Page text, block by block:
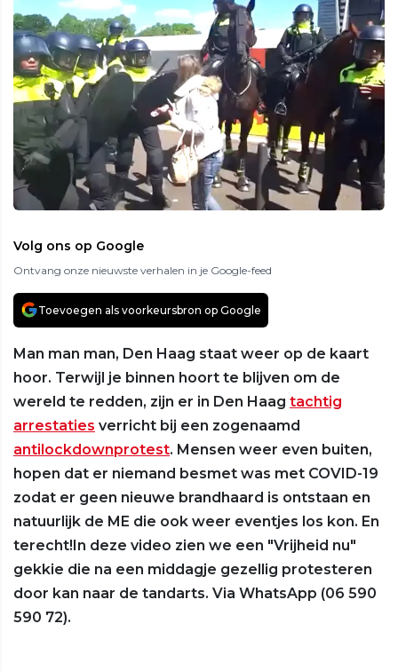
Volg ons op Google
Ontvang onze nieuwste verhalen in je Google-feed
Toevoegen als voorkeursbron op Google
Man man man, Den Haag staat weer op de kaart
hoor. Terwijl je binnen hoort te blijven om de
wereld te redden, zijn er in Den Haag tachtig
arrestaties verricht bij een zogenaamd
antilockdownprotest. Mensen weer even buiten,
hopen dat er niemand besmet was met COVID-19
zodat er geen nieuwe brandhaard is ontstaan en
natuurlijk de ME die ook weer eventjes los kon. En
terecht!In deze video zien we een "Vrijheid nu"
gekkie die na een middagje gezellig protesteren
door kan naar de tandarts. Via WhatsApp (06 590
590 72).